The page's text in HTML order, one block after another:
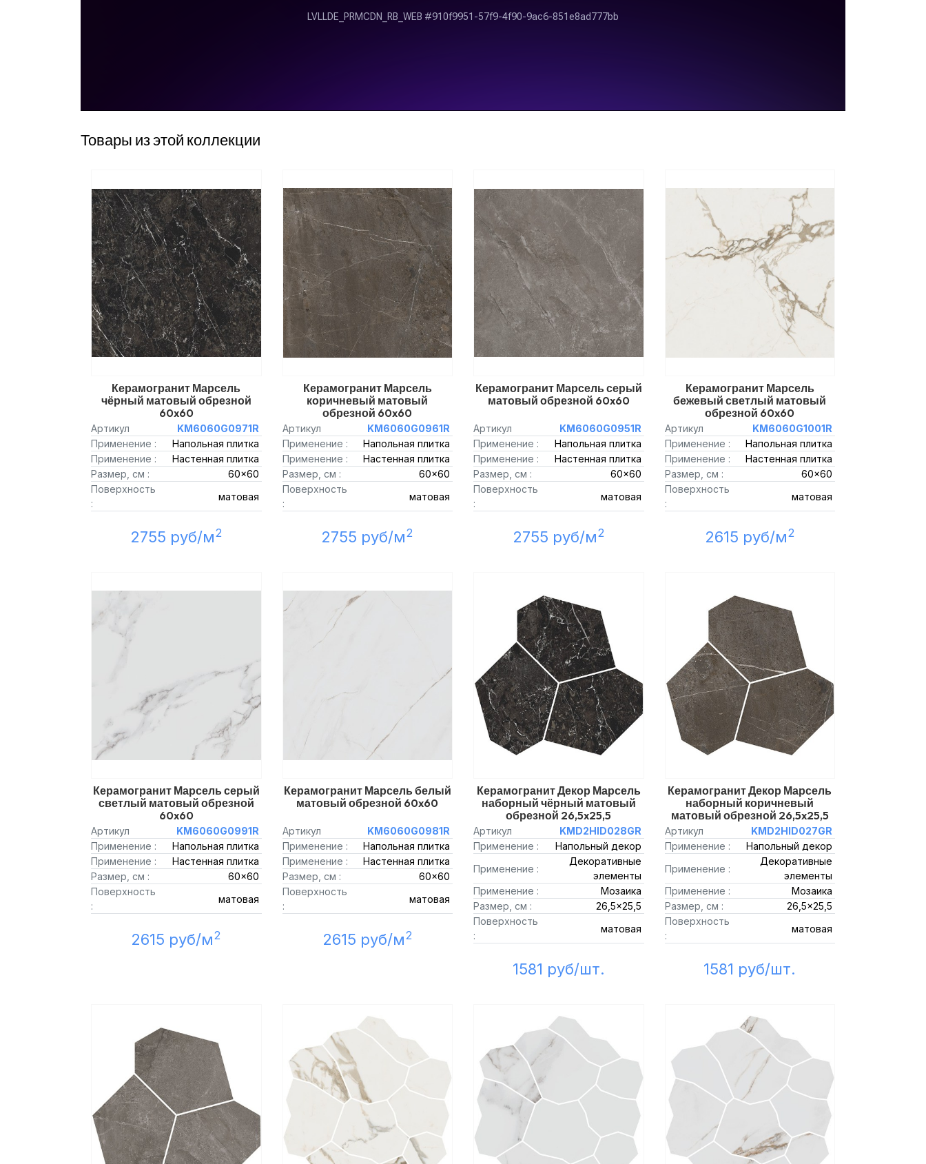
Товары из этой коллекции
Керамогранит Марсель
чёрный матовый обрезной
60x60
Артикул
KM6060G0971R
Применение :
Напольная плитка
Применение :
Настенная плитка
Размер, см :
60x60
Поверхность
:
матовая
2755 руб/м2
Керамогранит Марсель
коричневый матовый
обрезной 60x60
Артикул
KM6060G0961R
Применение :
Напольная плитка
Применение :
Настенная плитка
Размер, см :
60x60
Поверхность
:
матовая
2755 руб/м2
Керамогранит Марсель серый
матовый обрезной 60x60
Артикул
KM6060G0951R
Применение :
Напольная плитка
Применение :
Настенная плитка
Размер, см :
60x60
Поверхность
:
матовая
2755 руб/м2
Керамогранит Марсель
бежевый светлый матовый
обрезной 60x60
Артикул
KM6060G1001R
Применение :
Напольная плитка
Применение :
Настенная плитка
Размер, см :
60x60
Поверхность
:
матовая
2615 руб/м2
Керамогранит Марсель серый
светлый матовый обрезной
60x60
Артикул
KM6060G0991R
Применение :
Напольная плитка
Применение :
Настенная плитка
Размер, см :
60x60
Поверхность
:
матовая
2615 руб/м2
Керамогранит Марсель белый
матовый обрезной 60x60
Артикул
KM6060G0981R
Применение :
Напольная плитка
Применение :
Настенная плитка
Размер, см :
60x60
Поверхность
:
матовая
2615 руб/м2
Керамогранит Декор Марсель
наборный чёрный матовый
обрезной 26,5x25,5
Артикул
KMD2HID028GR
Применение :
Напольный декор
Применение :
Декоративные
элементы
Применение :
Мозаика
Размер, см :
26,5x25,5
Поверхность
:
матовая
1581 руб/шт.
Керамогранит Декор Марсель
наборный коричневый
матовый обрезной 26,5x25,5
Артикул
KMD2HID027GR
Применение :
Напольный декор
Применение :
Декоративные
элементы
Применение :
Мозаика
Размер, см :
26,5x25,5
Поверхность
:
матовая
1581 руб/шт.